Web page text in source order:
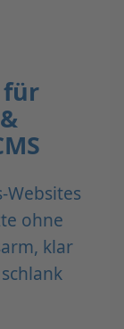
für
ohne
klar